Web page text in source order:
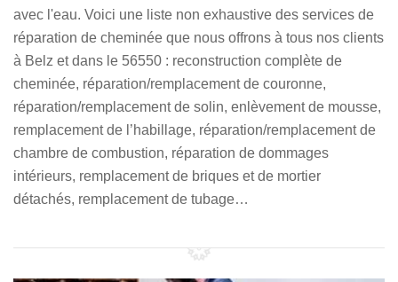
avec l'eau. Voici une liste non exhaustive des services de
réparation de cheminée que nous offrons à tous nos clients
à Belz et dans le 56550 : reconstruction complète de
cheminée, réparation/remplacement de couronne,
réparation/remplacement de solin, enlèvement de mousse,
remplacement de l’habillage, réparation/remplacement de
chambre de combustion, réparation de dommages
intérieurs, remplacement de briques et de mortier
détachés, remplacement de tubage…